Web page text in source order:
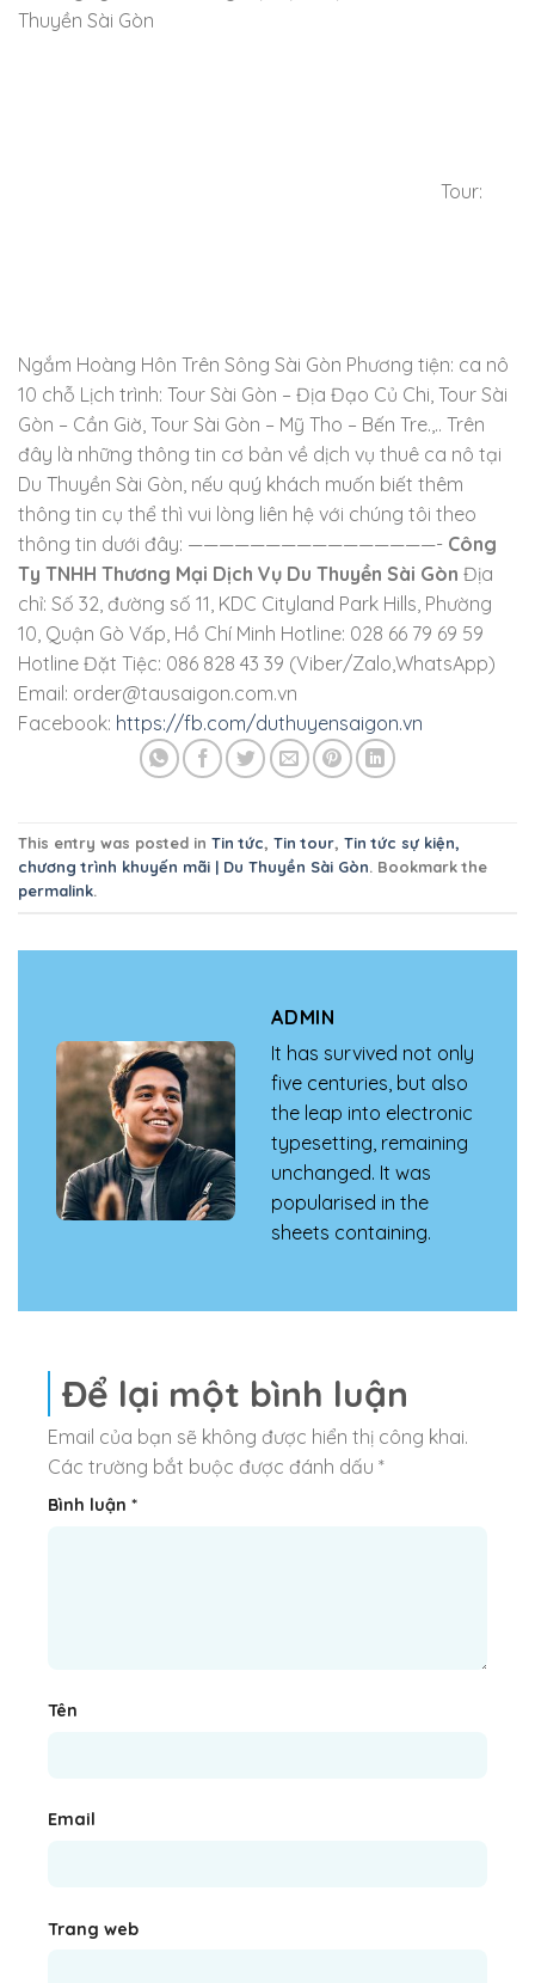
Tour:
Ngắm Hoàng Hôn Trên Sông Sài Gòn Phương tiện: ca nô
10 chỗ Lịch trình: Tour Sài Gòn – Địa Đạo Củ Chi, Tour Sài
Gòn – Cần Giờ, Tour Sài Gòn – Mỹ Tho – Bến Tre.,.. Trên
đây là những thông tin cơ bản về dịch vụ thuê ca nô tại
Du Thuyền Sài Gòn, nếu quý khách muốn biết thêm
thông tin cụ thể thì vui lòng liên hệ với chúng tôi theo
thông tin dưới đây: ————————————————- Công
Ty TNHH Thương Mại Dịch Vụ Du Thuyền Sài Gòn Địa
chỉ: Số 32, đường số 11, KDC Cityland Park Hills, Phường
10, Quận Gò Vấp, Hồ Chí Minh Hotline: 028 66 79 69 59
Hotline Đặt Tiệc: 086 828 43 39 (Viber/Zalo,WhatsApp)
Email: order@tausaigon.com.vn
Facebook: https://fb.com/duthuyensaigon.vn
This entry was posted in Tin tức, Tin tour, Tin tức sự kiện,
chương trình khuyến mãi | Du Thuyền Sài Gòn. Bookmark the
permalink.
ADMIN
It has survived not only
five centuries, but also
the leap into electronic
typesetting, remaining
unchanged. It was
popularised in the
sheets containing.
Để lại một bình luận
Email của bạn sẽ không được hiển thị công khai.
Các trường bắt buộc được đánh dấu *
Bình luận *
Tên
Email
Trang web